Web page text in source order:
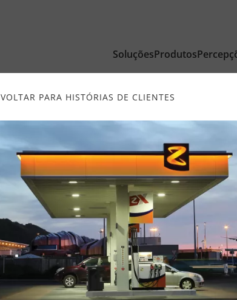
SoluçõesProdutos
VOLTAR PARA HISTÓRIAS DE CLIENTES